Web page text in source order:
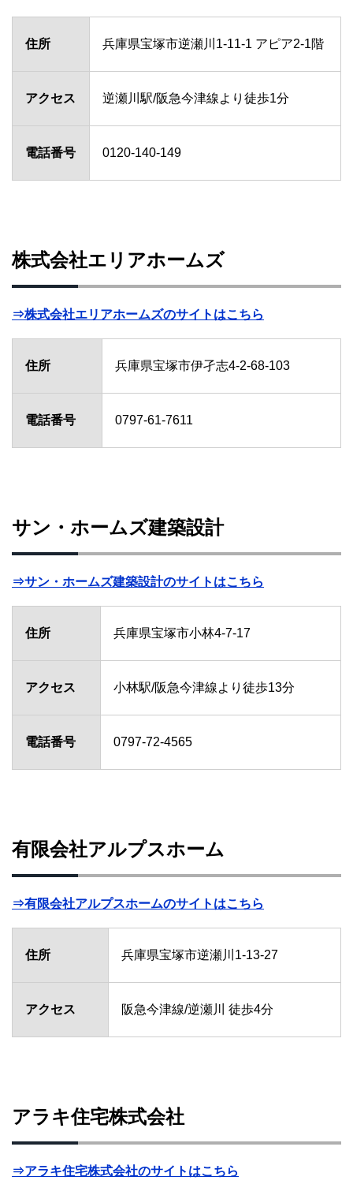
住所 兵庫県宝塚市逆瀬川1-11-1 アピア2-1階
アクセス 逆瀬川駅/阪急今津線より徒歩1分
電話番号 0120-140-149
株式会社エリアホームズ
⇒株式会社エリアホームズのサイトはこちら
住所 兵庫県宝塚市伊孑志4-2-68-103
電話番号 0797-61-7611
サン・ホームズ建築設計
⇒サン・ホームズ建築設計のサイトはこちら
住所 兵庫県宝塚市小林4-7-17
アクセス 小林駅/阪急今津線より徒歩13分
電話番号 0797-72-4565
有限会社アルプスホーム
⇒有限会社アルプスホームのサイトはこちら
住所 兵庫県宝塚市逆瀬川1-13-27
アクセス 阪急今津線/逆瀬川 徒歩4分
アラキ住宅株式会社
⇒アラキ住宅株式会社のサイトはこちら